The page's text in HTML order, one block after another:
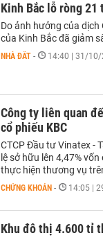
Kinh Bắc lỗ ròng
Do ảnh hưởng của
của Kinh Bắc đã giảm
NHÀ ĐẤT - 14:40 | 31/10/
Công ty liên quan
cổ phiếu KBC
CTCP Đầu tư Vinatex -
lệ sở hữu lên 4,47%
thực hiện thương vụ
CHỨNG KHOÁN - 14:05 |
Khu đô thị 4.600 tỉ